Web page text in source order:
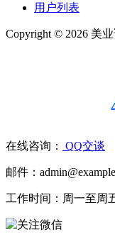
用户列表
Copyright © 2026 美
在线咨询： QQ交谈
邮件：
工作时间：周一至周